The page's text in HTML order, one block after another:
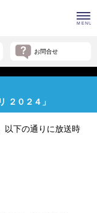
お問合せ
２０２４」
以下の通りに放送時